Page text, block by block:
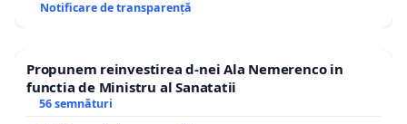
Notificare de transparență
Propunem reinvestirea d-nei Ala Nemerenco in
functia de Ministru al Sanatatii
56 semnături